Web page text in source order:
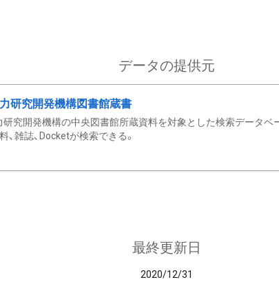
データの提供元
研究開発機構図書館蔵書
研究開発機構の中央図書館所蔵資料を対象とした検索データベ
、雑誌、Docketが検索できる。
最終更新日
2020/12/31